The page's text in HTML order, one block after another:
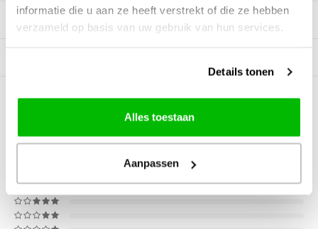
informatie die u aan ze heeft verstrekt of die ze hebben
verzameld op basis van uw gebruik van hun services.
Details tonen
Alles toestaan
Aanpassen
BEOORDELINGEN
0Reviews